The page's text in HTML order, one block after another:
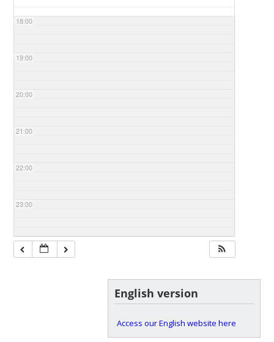
18:00
19:00
20:00
21:00
22:00
23:00
English version
Access our English website here